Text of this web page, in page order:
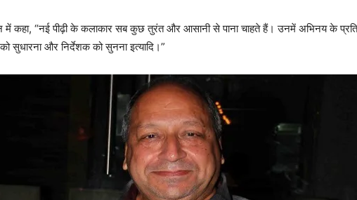
में कहा, “नई पीढ़ी के कलाकार सब कुछ तुरंत और आसानी से पाना चाहते हैं। उनमें अभिनय के
सुधारना और निर्देशक को सुनना इत्यादि।”